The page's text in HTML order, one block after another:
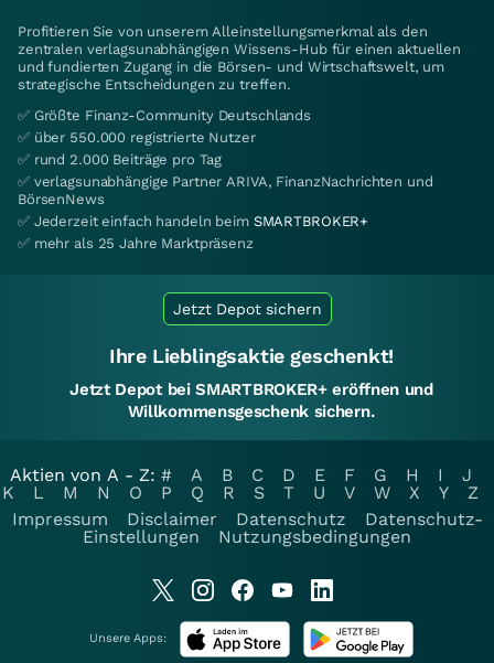
Profitieren Sie von unserem Alleinstellungsmerkmal als den
zentralen verlagsunabhängigen Wissens-Hub für einen aktuellen
und fundierten Zugang in die Börsen- und Wirtschaftswelt, um
strategische Entscheidungen zu treffen.
✅ Größte Finanz-Community Deutschlands
✅ über 550.000 registrierte Nutzer
✅ rund 2.000 Beiträge pro Tag
✅ verlagsunabhängige Partner ARIVA, FinanzNachrichten und
BörsenNews
✅ Jederzeit einfach handeln beim SMARTBROKER+
✅ mehr als 25 Jahre Marktpräsenz
Jetzt Depot sichern
Ihre Lieblingsaktie geschenkt!
Jetzt Depot bei SMARTBROKER+ eröffnen und
Willkommensgeschenk sichern.
Aktien von A - Z: # A B C D E F G H I
J
K
L M N O P Q R S T U V W X Y
Z
Impressum
Disclaimer Datenschutz
Datenschutz-
Einstellungen
Nutzungsbedingungen
Unsere Apps: